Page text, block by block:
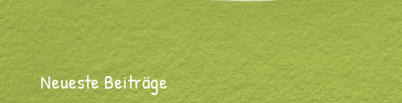
Neueste Beiträge